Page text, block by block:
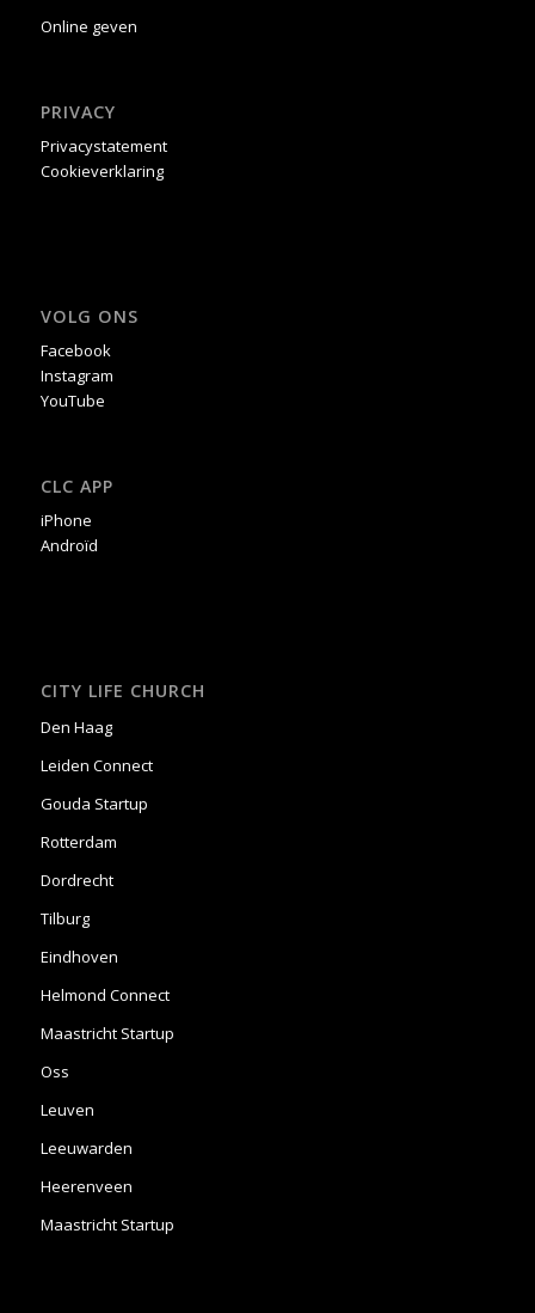
Online geven
PRIVACY
Privacystatement
Cookieverklaring
VOLG ONS
Facebook
Instagram
YouTube
CLC APP
iPhone
Androïd
CITY LIFE CHURCH
Den Haag
Leiden Connect
Gouda Startup
Rotterdam
Dordrecht
Tilburg
Eindhoven
Helmond Connect
Maastricht Startup
Oss
Leuven
Leeuwarden
Heerenveen
Maastricht Startup